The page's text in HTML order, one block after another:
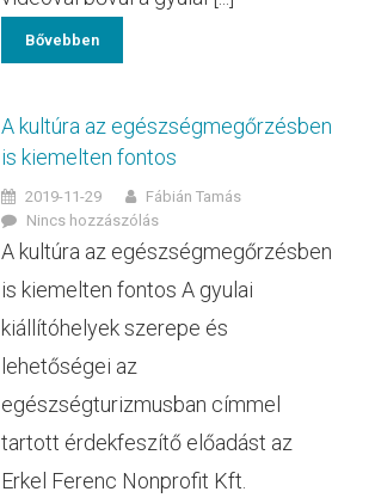
Bővebben
A kultúra az egészségmegőrzésben
is kiemelten fontos
2019-11-29
Fábián Tamás
Nincs hozzászólás
A kultúra az egészségmegőrzésben
is kiemelten fontos A gyulai
kiállítóhelyek szerepe és
lehetőségei az
egészségturizmusban címmel
tartott érdekfeszítő előadást az
Erkel Ferenc Nonprofit Kft.